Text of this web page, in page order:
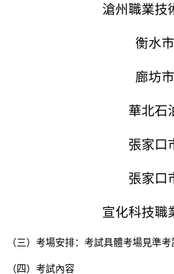
滄州職業技
衡水市
廊坊市
華北石
張家口
張家口
宣化科技職
（三）考場安排：考試具體考場見準考
（四）考試內容